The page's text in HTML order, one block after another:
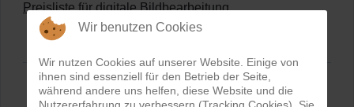
Preisliste für digitale Bildbearbeitung
Wir benutzen Cookies
Wir nutzen Cookies auf unserer Website. Einige von
ihnen sind essenziell für den Betrieb der Seite,
während andere uns helfen, diese Website und die
Nutzererfahrung zu verbessern (Tracking Cookies). Sie